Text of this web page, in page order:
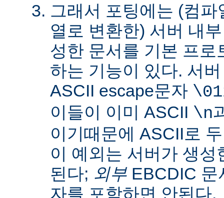
그래서 포팅에는 (컴
열로 변환한) 서버 내
성한 문서를 기본 프로
하는 기능이 있다. 서
ASCII escape문자
이들이 이미 ASCII \n
이기때문에 ASCII로
이 예외는 서버가 생
된다; 외부EBCDIC 문
자를 포함하면 안된다.